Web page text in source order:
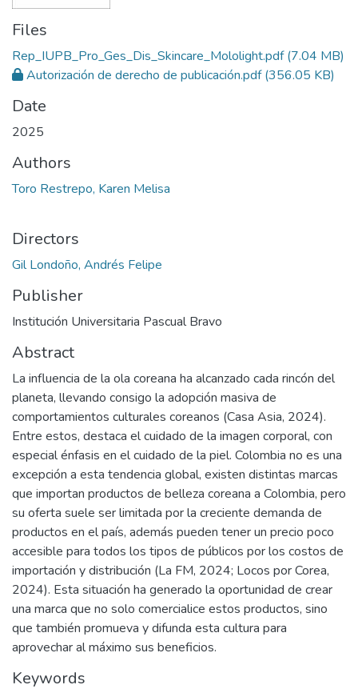
Files
Rep_IUPB_Pro_Ges_Dis_Skincare_Mololight.pdf(7.04 MB)
Autorización de derecho de publicación.pdf(356.05 KB)
Date
2025
Authors
Toro Restrepo, Karen Melisa
Directors
Gil Londoño, Andrés Felipe
Publisher
Institución Universitaria Pascual Bravo
Abstract
La influencia de la ola coreana ha alcanzado cada rincón del
planeta, llevando consigo la adopción masiva de
comportamientos culturales coreanos (Casa Asia, 2024).
Entre estos, destaca el cuidado de la imagen corporal, con
especial énfasis en el cuidado de la piel. Colombia no es una
excepción a esta tendencia global, existen distintas marcas
que importan productos de belleza coreana a Colombia, pero
su oferta suele ser limitada por la creciente demanda de
productos en el país, además pueden tener un precio poco
accesible para todos los tipos de públicos por los costos de
importación y distribución (La FM, 2024; Locos por Corea,
2024). Esta situación ha generado la oportunidad de crear
una marca que no solo comercialice estos productos, sino
que también promueva y difunda esta cultura para
aprovechar al máximo sus beneficios.
Keywords